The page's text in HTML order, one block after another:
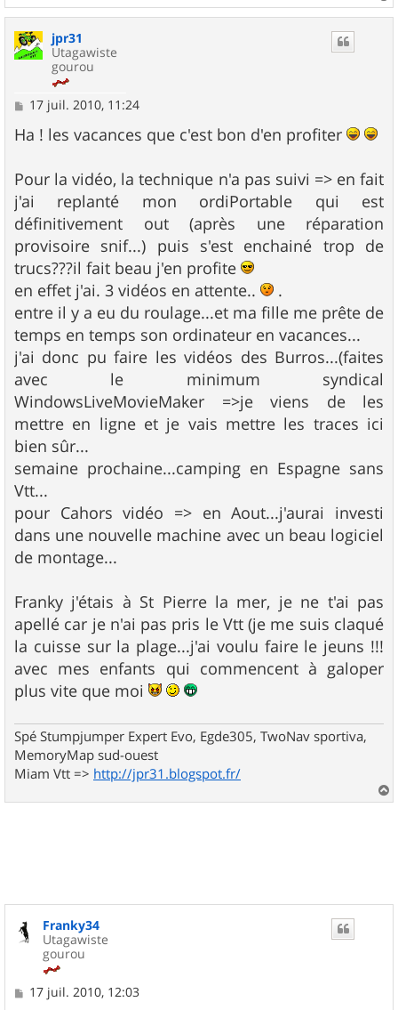
a
jpr31
Utagawiste
gourou
M
s
s
g
e
17 juil. 2010, 11:24
Ha ! les vacances que c'est bon d'en profiter
Pour la vidéo, la technique n'a pas suivi => en fait
j'ai replanté mon ordiPortable qui est
définitivement out (après une réparation
provisoire snif...) puis s'est enchainé trop de
trucs???il fait beau j'en profite
en effet j'ai. 3 vidéos en attente..
.
entre il y a eu du roulage...et ma fille me prête de
temps en temps son ordinateur en vacances...
j'ai donc pu faire les vidéos des Burros...(faites
avec le minimum syndical
WindowsLiveMovieMaker =>je viens de les
mettre en ligne et je vais mettre les traces ici
bien sûr...
semaine prochaine...camping en Espagne sans
Vtt...
pour Cahors vidéo => en Aout...j'aurai investi
dans une nouvelle machine avec un beau logiciel
de montage...
Franky j'étais à St Pierre la mer, je ne t'ai pas
apellé car je n'ai pas pris le Vtt (je me suis claqué
la cuisse sur la plage...j'ai voulu faire le jeuns !!!
avec mes enfants qui commencent à galoper
plus vite que moi
Spé Stumpjumper Expert Evo, Egde305, TwoNav sportiva,
MemoryMap sud-ouest
Miam Vtt => http://jpr31.blogspot.fr/
a
Franky34
Utagawiste
gourou
M17 juil. 2010, 12:03